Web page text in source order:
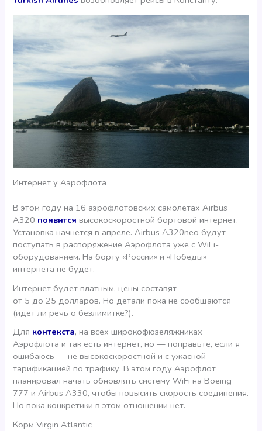
Интернет у Аэрофлота
В этом году на 16 аэрофлотовских самолетах Airbus
А320 появится высокоскоростной бортовой интернет.
Установка начнется в апреле. Airbus А320neo будут
поступать в распоряжение Аэрофлота уже с WiFi-
оборудованием. На борту «России» и «Победы»
интернета не будет.
Интернет будет платным, цены составят
от 5 до 25 долларов. Но детали пока не сообщаются
(идет ли речь о безлимитке?).
Для контекста, на всех широкофюзеляжниках
Аэрофлота и так есть интернет, но — поправьте, если я
ошибаюсь — не высокоскоростной и с ужасной
тарификацией по трафику. В этом году Аэрофлот
планировал начать обновлять систему WiFi на Boeing
777 и Airbus A330, чтобы повысить скорость соединения.
Но пока конкретики в этом отношении нет.
Корм Virgin Atlantic